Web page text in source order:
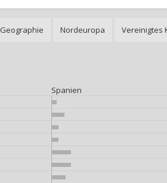
Geographie Nordeuropa Vereinigtes
Spanien